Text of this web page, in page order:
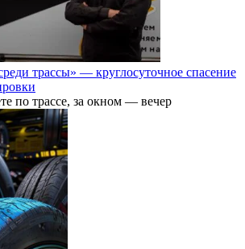
трассы» — круглосуточное спасение
по трассе, за окном — вечер